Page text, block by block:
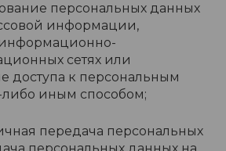
персональных данных
информации,
сетях или
доступа к персональным
иным способом;
передача персональных